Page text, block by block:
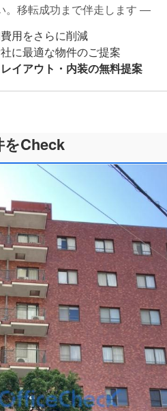
。移転成功まで伴走します ―
用をさらに削減
に最適な物件のご提案
レイアウト・内装の無料提案
をCheck